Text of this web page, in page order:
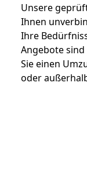
Unsere
Ihnen
Ihre
Angebote
Sie einen
oder